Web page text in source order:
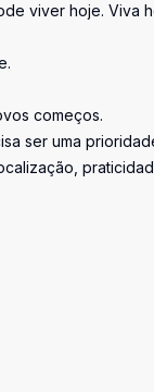
viver hoje. Viva
começos.
ser uma